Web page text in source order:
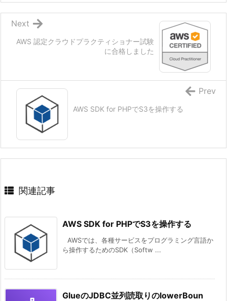
AWS 認定クラウドプラクティショナー試験
に合格しました
Next
AWS SDK for PHPでS3を操作する
Prev
関連記事
AWS SDK for PHPでS3を操作する
AWSでは、各種サービスをプログラミング言語か
ら操作するためのSDK（Softw ...
GlueのJDBC並列読取りのlowerBoun